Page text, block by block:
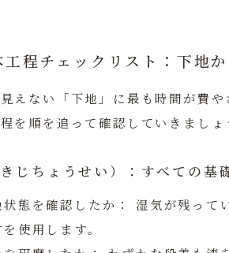
程チェックリスト：下地
えない「下地」に最も時間が費
を順を追って確認していきましょ
じちょうせい）：すべての基
態を確認したか：
湿気が残って
使用します。